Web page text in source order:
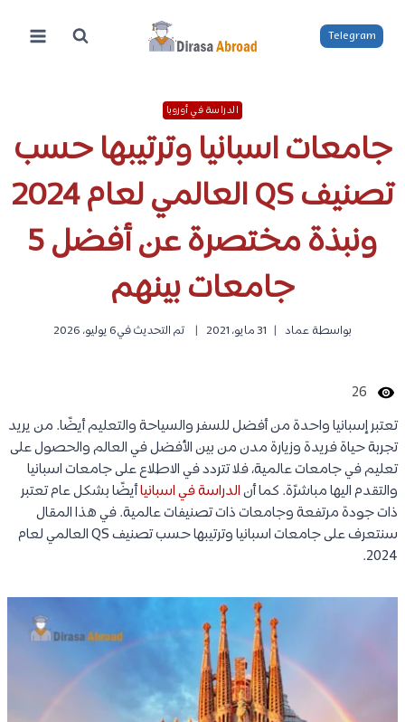
المحتوى
Telegram
الدراسة في أوروبا
جامعات اسبانيا وترتيبها حسب
تصنيف QS العالمي لعام 2024
ونبذة مختصرة عن أفضل 5
جامعات بينهم
بواسطة عماد 31 مايو، 2021 تم التحديث في6 يوليو، 2026
26
تعتبر إسبانيا واحدة من أفضل للسفر والسياحة والتعليم أيضًا. من يريد
تجربة حياة فريدة وزيارة مدن من بين الأفضل في العالم والحصول على
تعليم في جامعات عالمية، فلا تتردد في الاطلاع على جامعات اسبانيا
والتقدم اليها مباشرًة. كما أنالدراسة في اسبانياأيضًا بشكل عام تعتبر
ذات جودة مرتفعة وجامعات ذات تصنيفات عالمية. في هذا المقال
سنتعرف على جامعات اسبانيا وترتيبها حسب تصنيف QS العالمي لعام
2024.